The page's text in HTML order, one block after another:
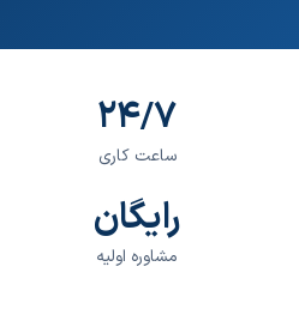
۲۴/۷
ساعت کاری
رایگان
مشاوره اولیه